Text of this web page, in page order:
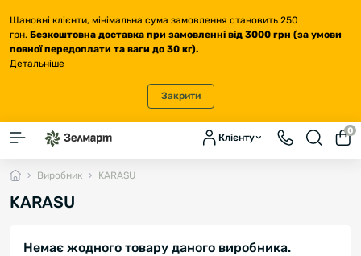
Шановні клієнти, мінімальна сума замовлення становить 250
грн. Безкоштовна доставка при замовленні від 3000 грн (за умови
повної передоплати та ваги до 30 кг).
Детальніше
Закрити
Клієнту
0
Виробник KARASU
KARASU
Немає жодного товару даного виробника.